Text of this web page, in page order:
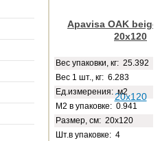
Apavisa OAK
20x120
Веc упаковки, кг: 25.392
Вес 1 шт., кг: 6.283
Ед.измерения: м2
М2 в упаковке: 0.941
Размер, см: 20x120
Шт.в упаковке: 4